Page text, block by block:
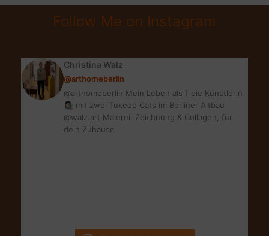
&
Follow Me on Instagram
Christina Walz
@arthomeberlin
@arthomeberlin Mein Leben als freie Künstlerin
👩🏻‍🎨 mit zwei Tuxedo Cats im Berliner Altbau
@walz.art Malerei, Zeichnung & Collagen, für
dein Zuhause